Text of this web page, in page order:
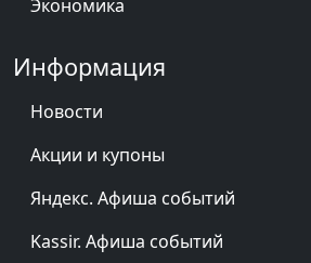
Экономика
Информация
Новости
Акции и купоны
Яндекс. Афиша событий
Kassir. Афиша событий